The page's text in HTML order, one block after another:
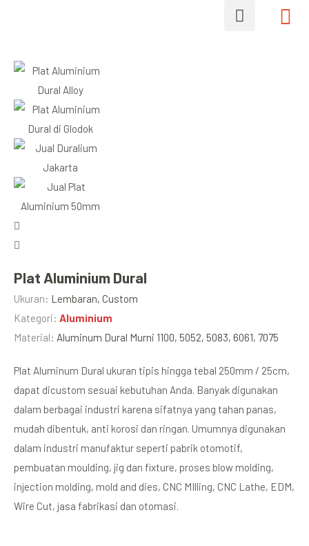
Plat Aluminium Dural
Ukuran: Lembaran, Custom
Kategori: Aluminium
Material: Aluminum Dural Murni 1100, 5052, 5083, 6061, 7075
Plat Aluminum Dural ukuran tipis hingga tebal 250mm / 25cm,
dapat dicustom sesuai kebutuhan Anda. Banyak digunakan
dalam berbagai industri karena sifatnya yang tahan panas,
mudah dibentuk, anti korosi dan ringan. Umumnya digunakan
dalam industri manufaktur seperti pabrik otomotif,
pembuatan moulding, jig dan fixture, proses blow molding,
injection molding, mold and dies, CNC MIlling, CNC Lathe, EDM,
Wire Cut, jasa fabrikasi dan otomasi.